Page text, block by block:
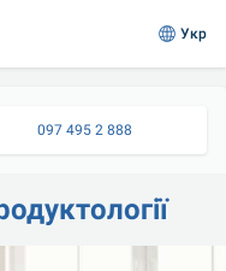
Укр
097 495 2 888